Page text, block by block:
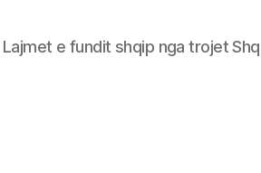
Lajmet e fundit shqip nga trojet